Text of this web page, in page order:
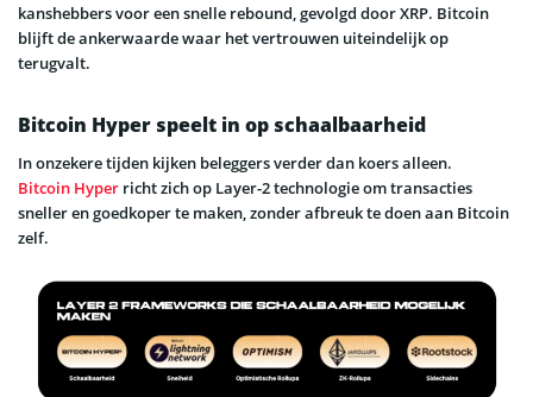
kanshebbers voor een snelle rebound, gevolgd door XRP. Bitcoin
blijft de ankerwaarde waar het vertrouwen uiteindelijk op
terugvalt.
Bitcoin Hyper speelt in op schaalbaarheid
In onzekere tijden kijken beleggers verder dan koers alleen.
Bitcoin Hyper richt zich op Layer-2 technologie om transacties
sneller en goedkoper te maken, zonder afbreuk te doen aan Bitcoin
zelf.